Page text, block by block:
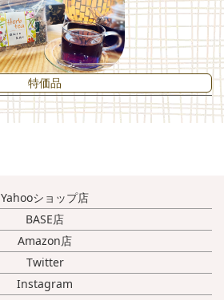
特価品
Yahooショップ店
BASE店
Amazon店
Twitter
Instagram